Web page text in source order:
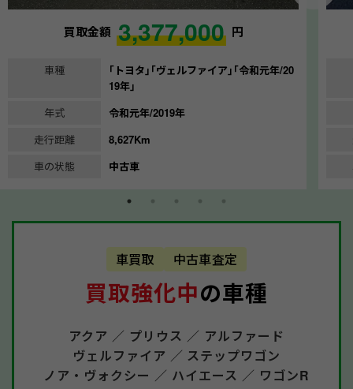
買取金額 3,377,000 円
車種
｢トヨタ｣｢ヴェルファイア｣｢令和元年/20
19年｣
年式
令和元年/2019年
走行距離
8,627Km
車の状態
中古車
車買取 中古車査定
買取強化中の車種
アクア ／ プリウス ／ アルファード
ヴェルファイア ／ ステップワゴン
ノア・ヴォクシー ／ ハイエース ／ ワゴンR